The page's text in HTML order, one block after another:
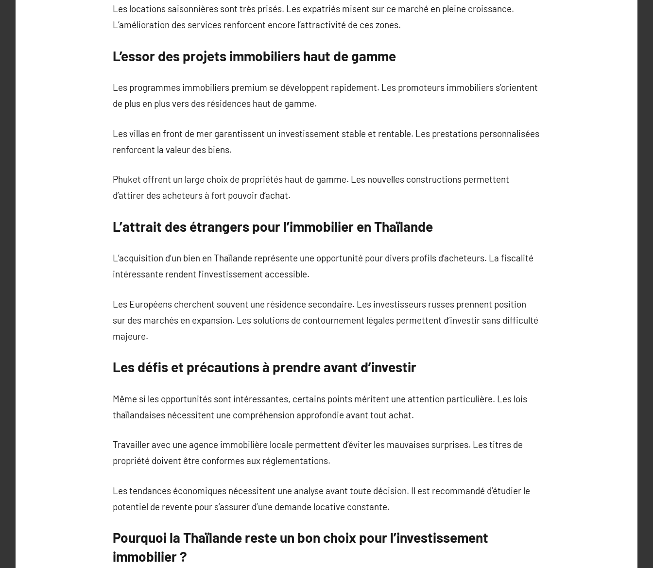
Les locations saisonnières sont très prisés. Les expatriés misent sur ce marché en pleine croissance.
L’amélioration des services renforcent encore l’attractivité de ces zones.
L’essor des projets immobiliers haut de gamme
Les programmes immobiliers premium se développent rapidement. Les promoteurs immobiliers s’orientent
de plus en plus vers des résidences haut de gamme.
Les villas en front de mer garantissent un investissement stable et rentable. Les prestations personnalisées
renforcent la valeur des biens.
Phuket offrent un large choix de propriétés haut de gamme. Les nouvelles constructions permettent
d’attirer des acheteurs à fort pouvoir d’achat.
L’attrait des étrangers pour l’immobilier en Thaïlande
L’acquisition d’un bien en Thaïlande représente une opportunité pour divers profils d’acheteurs. La fiscalité
intéressante rendent l’investissement accessible.
Les Européens cherchent souvent une résidence secondaire. Les investisseurs russes prennent position
sur des marchés en expansion. Les solutions de contournement légales permettent d’investir sans difficulté
majeure.
Les défis et précautions à prendre avant d’investir
Même si les opportunités sont intéressantes, certains points méritent une attention particulière. Les lois
thaïlandaises nécessitent une compréhension approfondie avant tout achat.
Travailler avec une agence immobilière locale permettent d’éviter les mauvaises surprises. Les titres de
propriété doivent être conformes aux réglementations.
Les tendances économiques nécessitent une analyse avant toute décision. Il est recommandé d’étudier le
potentiel de revente pour s’assurer d’une demande locative constante.
Pourquoi la Thaïlande reste un bon choix pour l’investissement
immobilier ?